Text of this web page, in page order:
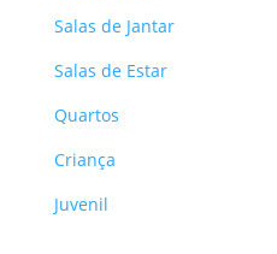
Salas de Jantar
Salas de Estar
Quartos
Criança
Juvenil